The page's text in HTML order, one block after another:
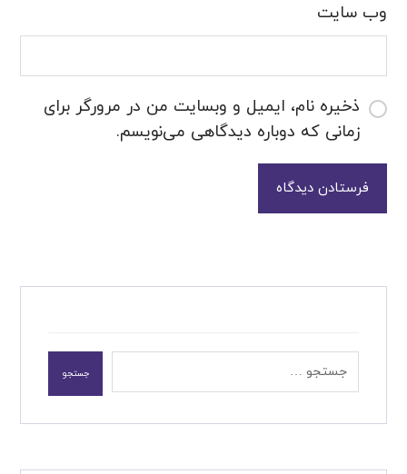
وب‌ سایت
ذخیره نام، ایمیل و وبسایت من در مرورگر برای
زمانی که دوباره دیدگاهی می‌نویسم.
فرستادن دیدگاه
جستجو